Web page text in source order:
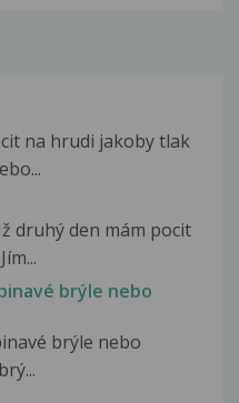
na hrudi jakoby tlak
druhý den mám pocit
brýle nebo
brýle nebo